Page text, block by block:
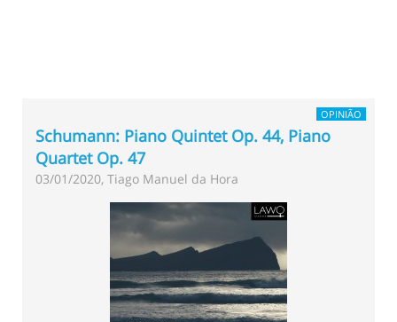
OPINIÃO
Schumann: Piano Quintet Op. 44, Piano
Quartet Op. 47
03/01/2020, Tiago Manuel da Hora